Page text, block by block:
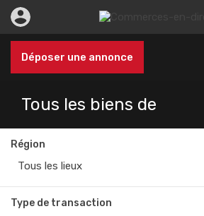
Déposer une annonce
Tous les biens de
Région
Tous les lieux
Type de transaction